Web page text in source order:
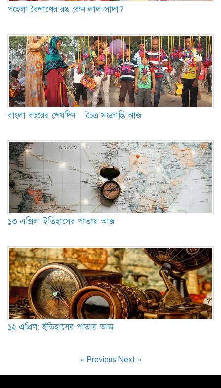
পহেলা বৈশাখের রঙ কেন লাল-সাদা?
বাংলা বছরের শেষদিন— চৈত্র সংক্রান্তি আজ
১৩ এপ্রিল: ইতিহাসের পাতায় আজ
১২ এপ্রিল: ইতিহাসের পাতায় আজ
« Previous Next »